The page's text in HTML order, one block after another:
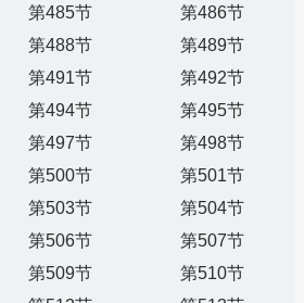
第485节
第486节
第488节
第489节
第491节
第492节
第494节
第495节
第497节
第498节
第500节
第501节
第503节
第504节
第506节
第507节
第509节
第510节